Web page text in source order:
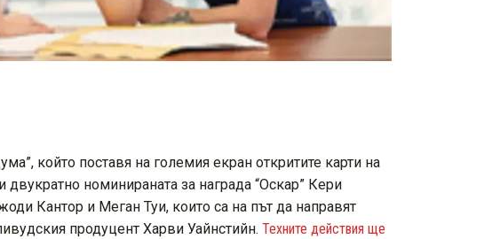
който поставя на големия екран откритите карти на
номинираната за награда “Оскар” Кери
Кантор и Меган Туи, които са на път да направят
продуцент Харви Уайнстийн. Техните действия ще